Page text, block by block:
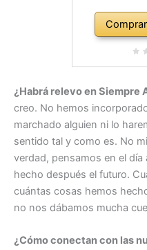
¿Habrá relevo en Siempre
creo. No hemos
marchado alguien ni lo
sentido tal y como es. No
verdad, pensamos en el día
hecho después el futuro.
cuántas cosas hemos
no nos dábamos mucha
¿Cómo conectan con las